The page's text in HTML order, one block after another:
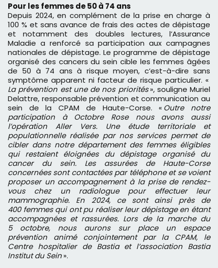
Pour les femmes de 50 à 74 ans
Depuis 2024, en complément de la prise en charge à
100 % et sans avance de frais des actes de dépistage
et notamment des doubles lectures, l’Assurance
Maladie a renforcé sa participation aux campagnes
nationales de dépistage. Le programme de dépistage
organisé des cancers du sein cible les femmes âgées
de 50 à 74 ans à risque moyen, c’est-à-dire sans
symptôme apparent ni facteur de risque particulier. «
La prévention est une de nos priorités», souligne Muriel
Delattre, responsable prévention et communication au
sein de la CPAM de Haute-Corse. « Outre notre
participation à Octobre Rose nous avons aussi
l’opération Aller Vers. Une étude territoriale et
populationnelle réalisée par nos services permet de
cibler dans notre département des femmes éligibles
qui restaient éloignées du dépistage organisé du
cancer du sein. Les assurées de Haute-Corse
concernées sont contactées par téléphone et se voient
proposer un accompagnement à la prise de rendez-
vous chez un radiologue pour effectuer leur
mammographie. En 2024, ce sont ainsi près de
400 femmes qui ont pu réaliser leur dépistage en étant
accompagnées et rassurées. Lors de la marche du
5 octobre, nous aurons sur place un espace
prévention animé conjointement par la CPAM, le
Centre hospitalier de Bastia et l’association Bastia
Institut du Sein».